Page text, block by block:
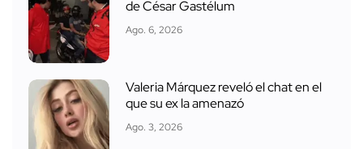
de César Gastélum
Ago. 6, 2026
Valeria Márquez reveló el chat en el
que su ex la amenazó
Ago. 3, 2026